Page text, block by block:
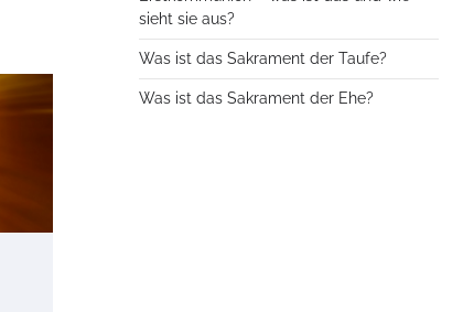
sieht sie aus?
Was ist das Sakrament der Taufe?
Was ist das Sakrament der Ehe?